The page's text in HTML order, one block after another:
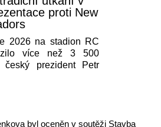
proti New
2026 na stadion RC
více než 3 500
prezident Petr